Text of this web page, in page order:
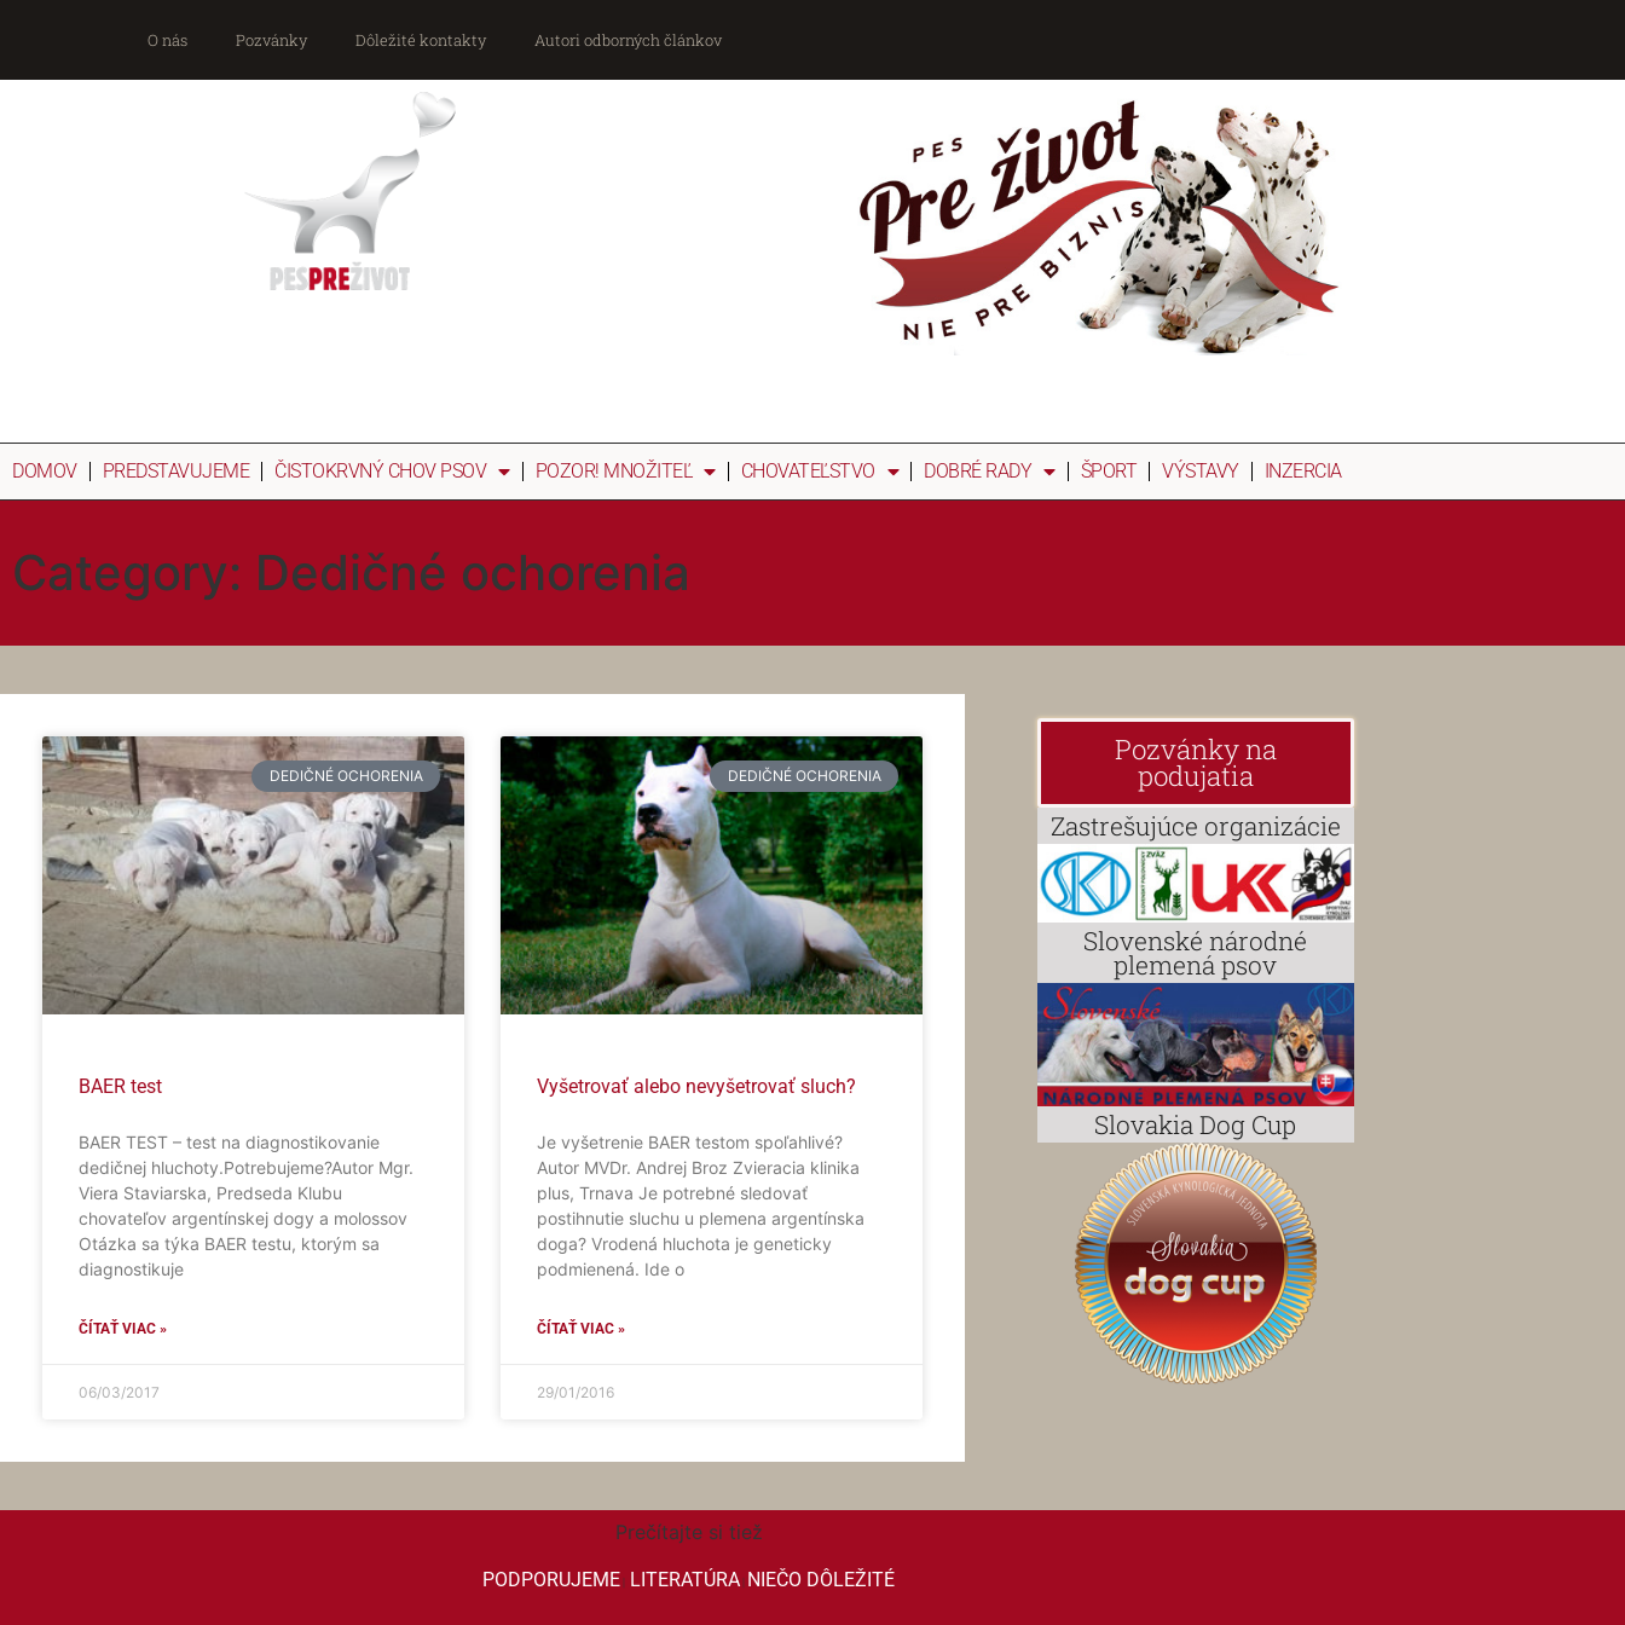
O nás Pozvánky Dôležité kontakty Autori odborných článkov
DOMOV PREDSTAVUJEME ČISTOKRVNÝ CHOV PSOV POZOR! MNOŽITEĽ CHOVATEĽSTVO DOBRÉ RADY ŠPORT VÝSTAVY INZERCIA
Category: Dedičné ochorenia
DEDIČNÉ OCHORENIA
BAER test
BAER TEST – test na diagnostikovanie
dedičnej hluchoty.Potrebujeme?Autor Mgr.
Viera Staviarska, Predseda Klubu
chovateľov argentínskej dogy a molossov
Otázka sa týka BAER testu, ktorým sa
diagnostikuje
ČÍTAŤ VIAC »
06/03/2017
DEDIČNÉ OCHORENIA
Vyšetrovať alebo nevyšetrovať sluch?
Je vyšetrenie BAER testom spoľahlivé?
Autor MVDr. Andrej Broz Zvieracia klinika
plus, Trnava Je potrebné sledovať
postihnutie sluchu u plemena argentínska
doga? Vrodená hluchota je geneticky
podmienená. Ide o
ČÍTAŤ VIAC »
29/01/2016
Pozvánky na
podujatia
Zastrešujúce organizácie
Slovenské národné
plemená psov
Slovakia Dog Cup
Prečítajte si tiež
PODPORUJEME| LITERATÚRA| NIEČO DÔLEŽITÉ